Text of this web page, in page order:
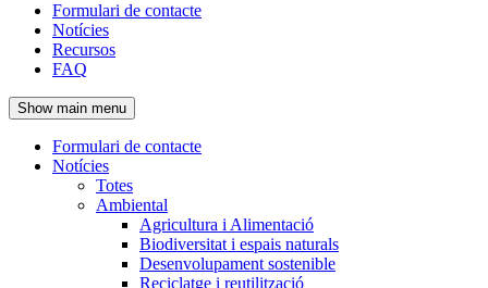
Navegació
principal
de
l'encapçalament
Formulari de contacte
Notícies
Recursos
FAQ
Show main menu
Navegació
principal
Formulari de contacte
Notícies
Totes
Ambiental
Agricultura i Alimentació
Biodiversitat i espais naturals
Desenvolupament sostenible
Reciclatge i reutilització